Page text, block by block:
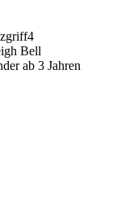
Bell
ab 3 Jahren